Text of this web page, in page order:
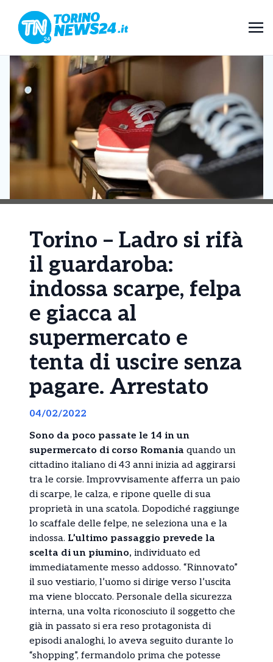
Torino – Ladro si rifà
il guardaroba:
indossa scarpe, felpa
e giacca al
supermercato e
tenta di uscire senza
pagare. Arrestato
04/02/2022
Sono da poco passate le 14 in un
supermercato di corso Romania quando un
cittadino italiano di 43 anni inizia ad aggirarsi
tra le corsie. Improvvisamente afferra un paio
di scarpe, le calza, e ripone quelle di sua
proprietà in una scatola. Dopodiché raggiunge
lo scaffale delle felpe, ne seleziona una e la
indossa. L’ultimo passaggio prevede la
scelta di un piumino, individuato ed
immediatamente messo addosso. “Rinnovato”
il suo vestiario, l’uomo si dirige verso l’uscita
ma viene bloccato. Personale della sicurezza
interna, una volta riconosciuto il soggetto che
già in passato si era reso protagonista di
episodi analoghi, lo aveva seguito durante lo
“shopping”, fermandolo prima che potesse